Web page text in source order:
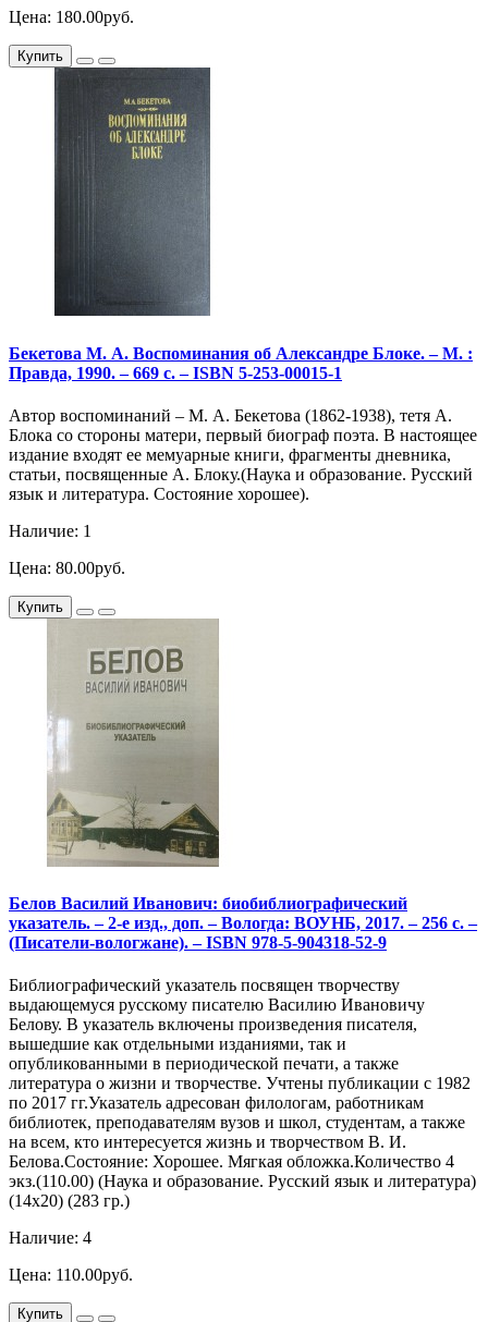
Цена: 180.00руб.
Купить
Бекетова М. А. Воспоминания об Александре Блоке. – М. :
Правда, 1990. – 669 с. – ISBN 5-253-00015-1
Автор воспоминаний – М. А. Бекетова (1862-1938), тетя А.
Блока со стороны матери, первый биограф поэта. В настоящее
издание входят ее мемуарные книги, фрагменты дневника,
статьи, посвященные А. Блоку.(Наука и образование. Русский
язык и литература. Состояние хорошее).
Наличие: 1
Цена: 80.00руб.
Купить
Белов Василий Иванович: биобиблиографический
указатель. – 2-е изд., доп. – Вологда: ВОУНБ, 2017. – 256 с. –
(Писатели-вологжане). – ISBN 978-5-904318-52-9
Библиографический указатель посвящен творчеству
выдающемуся русскому писателю Василию Ивановичу
Белову. В указатель включены произведения писателя,
вышедшие как отдельными изданиями, так и
опубликованными в периодической печати, а также
литература о жизни и творчестве. Учтены публикации с 1982
по 2017 гг.Указатель адресован филологам, работникам
библиотек, преподавателям вузов и школ, студентам, а также
на всем, кто интересуется жизнь и творчеством В. И.
Белова.Состояние: Хорошее. Мягкая обложка.Количество 4
экз.(110.00) (Наука и образование. Русский язык и литература)
(14х20) (283 гр.)
Наличие: 4
Цена: 110.00руб.
Купить